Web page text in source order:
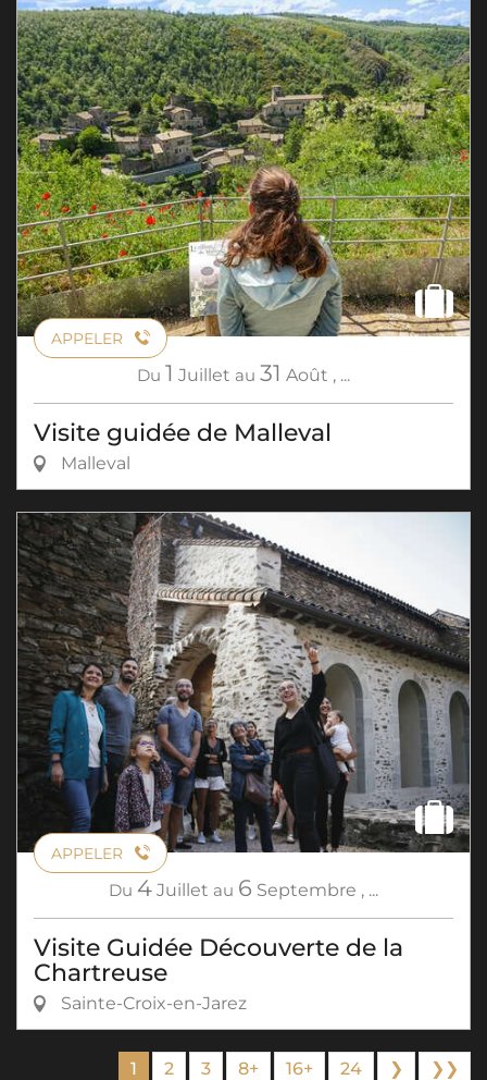
APPELER
Du 1 Juillet au 31 Août , ...
Visite guidée de Malleval
Malleval
APPELER
Du 4 Juillet au 6 Septembre , ...
Visite Guidée Découverte de la
Chartreuse
Sainte-Croix-en-Jarez
1 2 3 8+ 16+ 24 ❯ ❯❯